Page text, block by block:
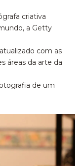
criativa
a Getty
com as
áreas da arte da
de um